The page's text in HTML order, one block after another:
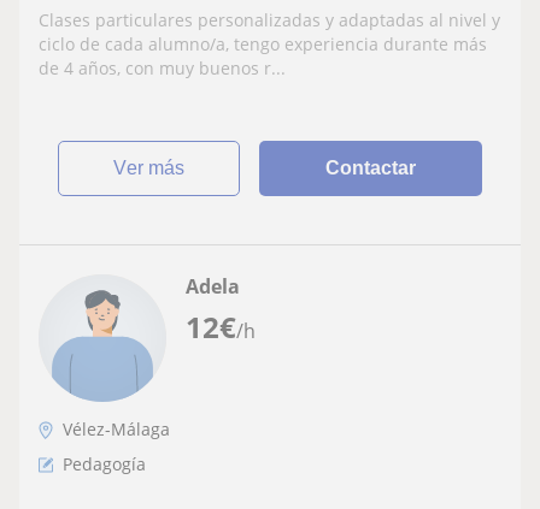
Clases particulares personalizadas y adaptadas al nivel y
ciclo de cada alumno/a, tengo experiencia durante más
de 4 años, con muy buenos r...
ver más Contactar
12€/h
Adela
Vélez-Málaga
Pedagogía